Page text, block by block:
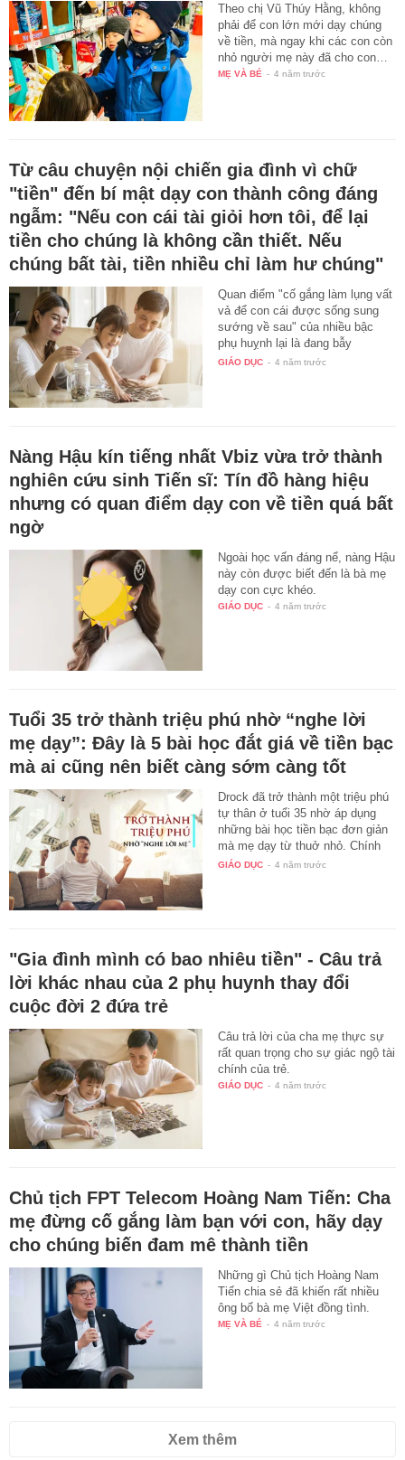
Theo chị Vũ Thúy Hằng, không
phải để con lớn mới dạy chúng
về tiền, mà ngay khi các con còn
nhỏ người mẹ này đã cho con…
MẸ VÀ BÉ - 4 năm trước
Từ câu chuyện nội chiến gia đình vì chữ
"tiền" đến bí mật dạy con thành công đáng
ngẫm: "Nếu con cái tài giỏi hơn tôi, để lại
tiền cho chúng là không cần thiết. Nếu
chúng bất tài, tiền nhiều chỉ làm hư chúng"
Quan điểm "cố gắng làm lụng vất
vả để con cái được sống sung
sướng về sau" của nhiều bậc
phụ huỵnh lại là đang bẫy
những…
GIÁO DỤC - 4 năm trước
Nàng Hậu kín tiếng nhất Vbiz vừa trở thành
nghiên cứu sinh Tiến sĩ: Tín đồ hàng hiệu
nhưng có quan điểm dạy con về tiền quá bất
ngờ
Ngoài học vấn đáng nể, nàng Hậu
này còn được biết đến là bà mẹ
dạy con cực khéo.
GIÁO DỤC - 4 năm trước
Tuổi 35 trở thành triệu phú nhờ “nghe lời
mẹ dạy”: Đây là 5 bài học đắt giá về tiền bạc
mà ai cũng nên biết càng sớm càng tốt
Drock đã trở thành một triệu phú
tự thân ở tuổi 35 nhờ áp dụng
những bài học tiền bạc đơn giản
mà mẹ dạy từ thuở nhỏ. Chính
vì…
GIÁO DỤC - 4 năm trước
"Gia đình mình có bao nhiêu tiền" - Câu trả
lời khác nhau của 2 phụ huynh thay đổi
cuộc đời 2 đứa trẻ
Câu trả lời của cha mẹ thực sự
rất quan trọng cho sự giác ngộ tài
chính của trẻ.
GIÁO DỤC - 4 năm trước
Chủ tịch FPT Telecom Hoàng Nam Tiến: Cha
mẹ đừng cố gắng làm bạn với con, hãy dạy
cho chúng biến đam mê thành tiền
Những gì Chủ tịch Hoàng Nam
Tiến chia sẻ đã khiến rất nhiều
ông bố bà mẹ Việt đồng tình.
MẸ VÀ BÉ - 4 năm trước
Xem thêm